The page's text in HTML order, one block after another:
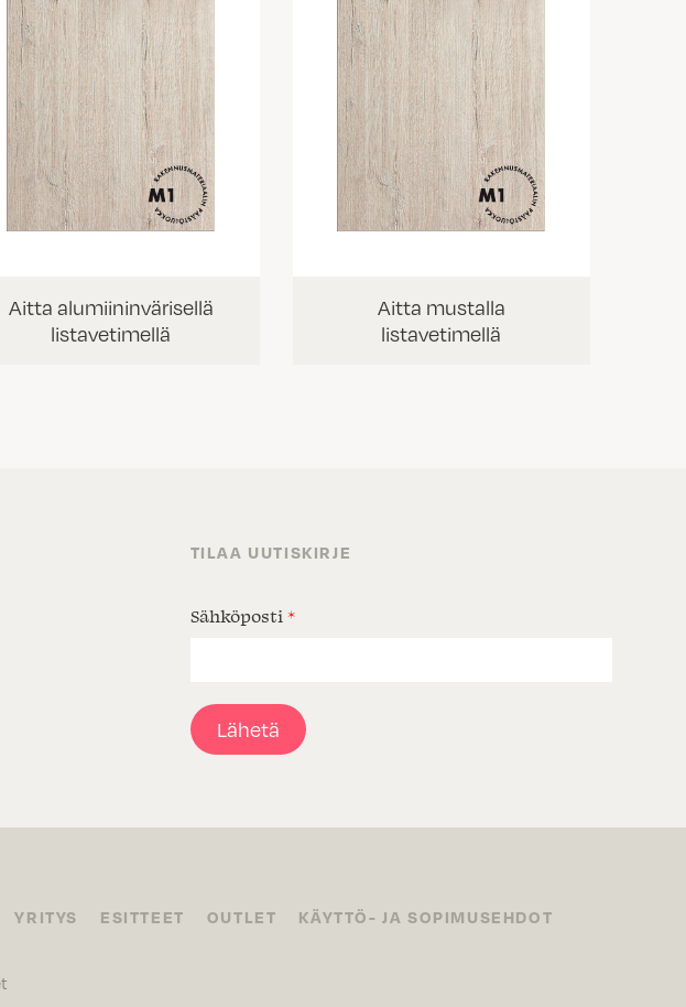
Aitta alumiininvärisellä
listavetimellä
Aitta mustalla
listavetimellä
TILAA UUTISKIRJE
Sähköposti *
Lähetä
YRITYS ESITTEET OUTLET KÄYTTÖ- JA SOPIMUSEHDOT